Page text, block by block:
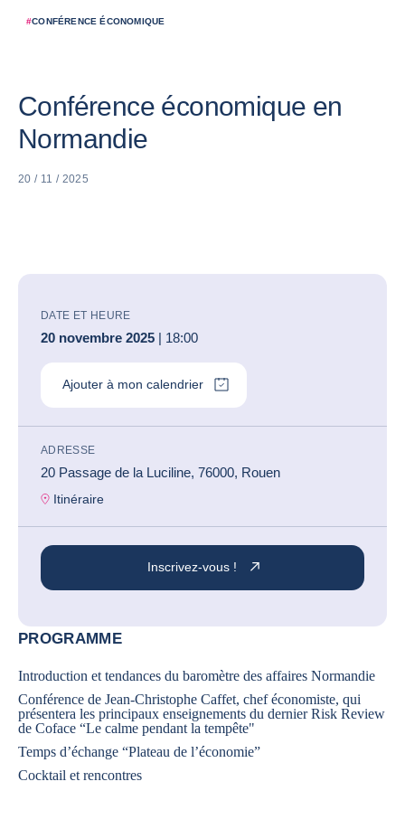
#CONFÉRENCE ÉCONOMIQUE
Conférence économique en
Normandie
20 / 11 / 2025
DATE ET HEURE
20 novembre 2025 | 18:00
Ajouter à mon calendrier
ADRESSE
20 Passage de la Luciline, 76000, Rouen
Itinéraire
Inscrivez-vous !
PROGRAMME
Introduction et tendances du baromètre des affaires Normandie
Conférence de Jean-Christophe Caffet, chef économiste, qui
présentera les principaux enseignements du dernierRisk Review
de Coface “Le calme pendant la tempête"
Temps d’échange “Plateau de l’économie”
Cocktail et rencontres